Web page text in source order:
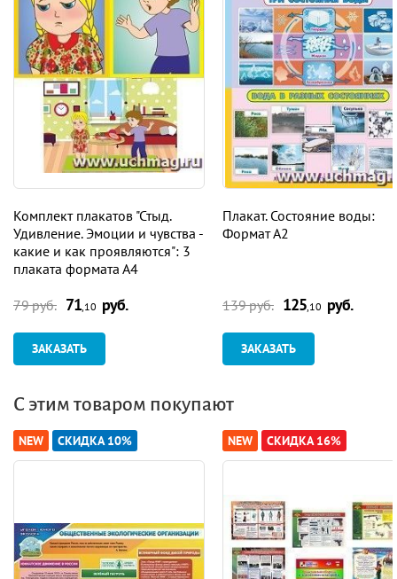
Комплект плакатов "Стыд.
Удивление. Эмоции и чувства -
какие и как проявляются": 3
плаката формата А4
79 руб. 71 ,10 руб.
ЗАКАЗАТЬ
Плакат. Состояние воды:
Формат А2
139 руб. 125 ,10 руб.
ЗАКАЗАТЬ
С этим товаром покупают
NEW СКИДКА 10% NEW СКИДКА 16%